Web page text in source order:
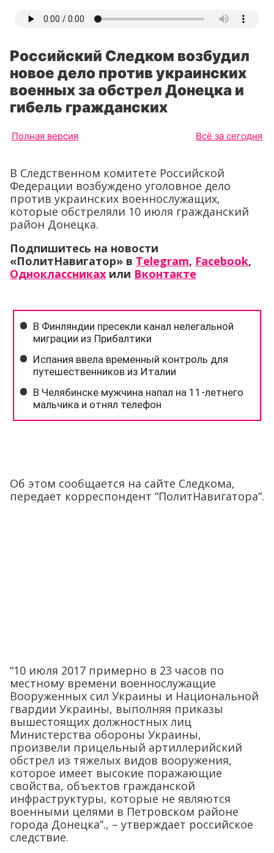
Российский Следком возбудил
новое дело против украинских
военных за обстрел Донецка и
гибель гражданских
Полная версия Всё за сегодня
В Следственном комитете Российской
Федерации возбуждено уголовное дело
против украинских военнослужащих,
которые обстреляли 10 июля гражданский
район Донецка.
Подпишитесь на новости
«ПолитНавигатор» в Telegram, Facebook,
Одноклассниках или Вконтакте
Об этом сообщается на сайте Следкома,
передает корреспондент “ПолитНавигатора”.
“10 июля 2017 примерно в 23 часов по
местному времени военнослужащие
Вооруженных сил Украины и Национальной
гвардии Украины, выполняя приказы
вышестоящих должностных лиц
Министерства обороны Украины,
произвели прицельный артиллерийский
обстрел из тяжелых видов вооружения,
которое имеет высокие поражающие
свойства, объектов гражданской
инфраструктуры, которые не являются
военными целями в Петровском районе
города Донецка”., – утверждает российское
следствие.